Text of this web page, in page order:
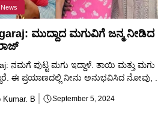
ಮುದ್ದಾದ ಮಗುವಿಗೆ ಜನ್ಮ ನೀಡಿದ
ನಮಗೆ ಪುಟ್ಟ ಮಗು ಇದ್ದಾಳೆ. ತಾಯಿ ಮತ್ತು ಮಗು
ಈ ಪ್ರಯಾಣದಲ್ಲಿ ನೀನು ಅನುಭವಿಸಿದ ನೋವು, ...
Kumar. B September 5, 2024